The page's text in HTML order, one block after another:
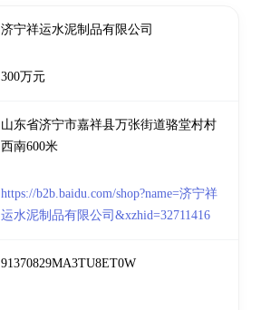
济宁祥运水泥制品有限公司
300万元
山东省济宁市嘉祥县万张街道骆堂村村
西南600米
https://b2b.baidu.com/shop?name=济宁祥
运水泥制品有限公司&xzhid=32711416
91370829MA3TU8ET0W